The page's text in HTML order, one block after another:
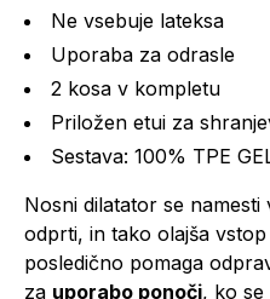
Ne vsebuje lateksa
Uporaba za odrasle
2 kosa v kompletu
Priložen etui za
Sestava: 100% TPE
Nosni dilatator se
odprti, in tako olajša
posledično pomaga
za uporabo ponoči, ko se